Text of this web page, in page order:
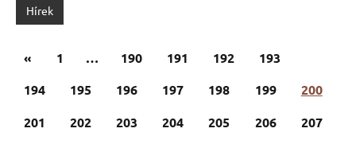
Hírek
Bejegyzések
lapozása
«Előző
1 … 190 191 192
193
194
195 196 197 198 199
200
201
202 203 204 205 206
207